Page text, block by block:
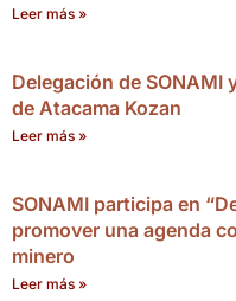
Leer más »
Delegación de
de Atacama Kozan
Leer más »
SONAMI participa en
promover una agenda
minero
Leer más »